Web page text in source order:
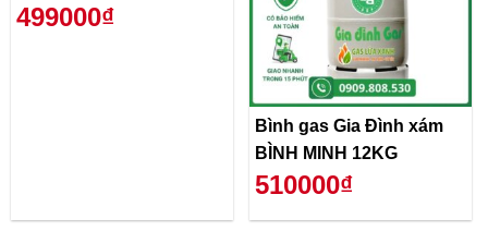
499000₫
Bình gas Gia Đình xám
BÌNH MINH 12KG
510000₫